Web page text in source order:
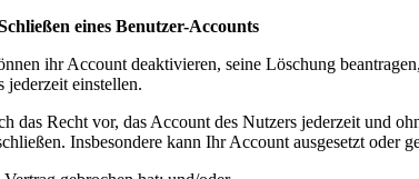
eines Benutzer-Accounts
ihr Account deaktivieren, seine Löschung
jederzeit einstellen.
das Recht vor, das Account des Nutzers jederzeit und
Insbesondere kann Ihr Account ausgesetzt oder